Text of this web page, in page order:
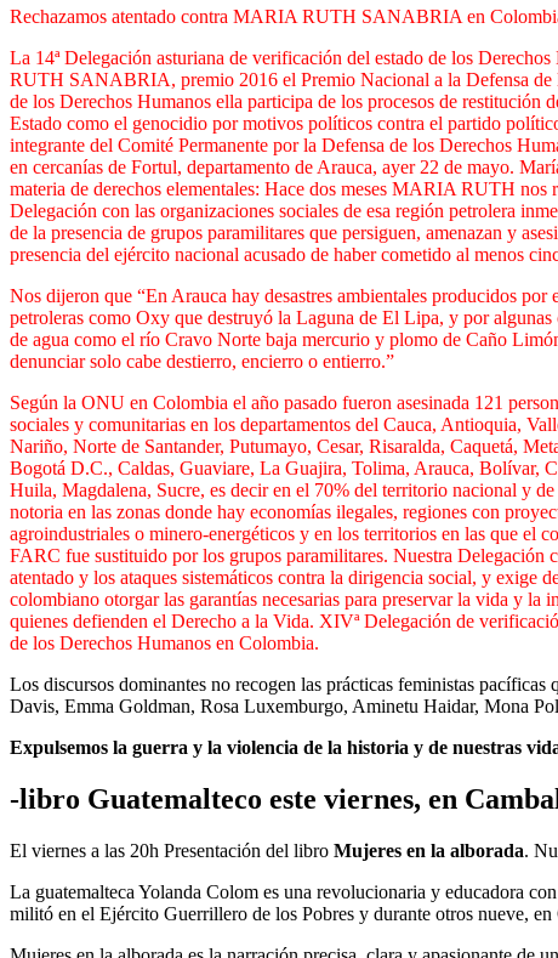
Rechazamos atentado contra MARIA RUTH SANABRIA en
La 14ª Delegación asturiana de verificación del estado de los
RUTH SANABRIA, premio 2016 el Premio Nacional a la Defensa de
de los Derechos Humanos ella participa de los procesos de restitución
Estado como el genocidio por motivos políticos contra el partido
integrante del Comité Permanente por la Defensa de los Derechos
en cercanías de Fortul, departamento de Arauca, ayer 22 de mayo.
materia de derechos elementales: Hace dos meses MARIA RUTH
Delegación con las organizaciones sociales de esa región petrolera
de la presencia de grupos paramilitares que persiguen, amenazan y
presencia del ejército nacional acusado de haber cometido al menos
Nos dijeron que “En Arauca hay desastres ambientales producidos por
petroleras como Oxy que destruyó la Laguna de El Lipa, y por algunas
de agua como el río Cravo Norte baja mercurio y plomo de Caño
denunciar solo cabe destierro, encierro o entierro.”
Según la ONU en Colombia el año pasado fueron asesinada 121
sociales y comunitarias en los departamentos del Cauca, Antioquia,
Nariño, Norte de Santander, Putumayo, Cesar, Risaralda, Caquetá,
Bogotá D.C., Caldas, Guaviare, La Guajira, Tolima, Arauca, Bolívar,
Huila, Magdalena, Sucre, es decir en el 70% del territorio nacional y de
notoria en las zonas donde hay economías ilegales, regiones con
agroindustriales o minero-energéticos y en los territorios en las que el
FARC fue sustituido por los grupos paramilitares. Nuestra Delegación
atentado y los ataques sistemáticos contra la dirigencia social, y exige
colombiano otorgar las garantías necesarias para preservar la vida y la
quienes defienden el Derecho a la Vida. XIVª Delegación de
de los Derechos Humanos en Colombia.
Los discursos dominantes no recogen las prácticas feministas
Davis, Emma Goldman, Rosa Luxemburgo, Aminetu Haidar, Mona
Expulsemos la guerra y la violencia de la historia y de nuestras
-libro Guatemalteco este viernes, en
El viernes a las 20h Presentación del libro Mujeres en la alborada.
La guatemalteca Yolanda Colom es una revolucionaria y educadora
militó en el Ejército Guerrillero de los Pobres y durante otros nueve,